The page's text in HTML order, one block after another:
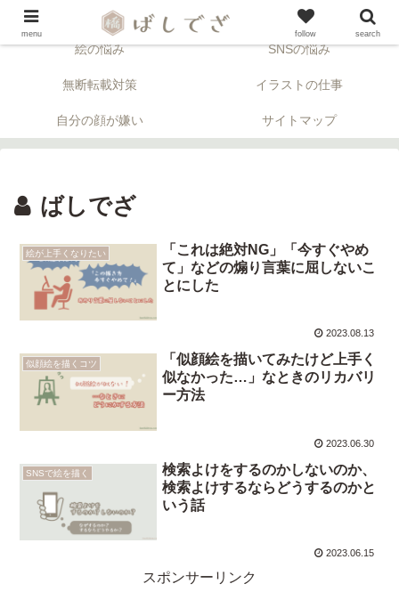
「顔」について考える似顔絵ブログ。※アフィリエイトリンクが含まれます。
絵の悩み SNSの悩み
無断転載対策 イラストの仕事
自分の顔が嫌い サイトマップ
ばしでざ
絵が上手くなりたい
「これは絶対NG」「今すぐやめ
て」などの煽り言葉に屈しないこ
とにした
2023.08.13
似顔絵を描くコツ
「似顔絵を描いてみたけど上手く
似なかった…」なときのリカバリ
ー方法
2023.06.30
SNSで絵を描く
検索よけをするのかしないのか、
検索よけするならどうするのかと
いう話
2023.06.15
スポンサーリンク
menu follow search